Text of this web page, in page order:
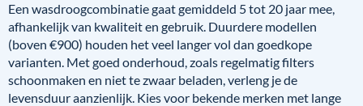
Een wasdroogcombinatie gaat gemiddeld 5 tot 20 jaar mee,
afhankelijk van kwaliteit en gebruik. Duurdere modellen
(boven €900) houden het veel langer vol dan goedkope
varianten. Met goed onderhoud, zoals regelmatig filters
schoonmaken en niet te zwaar beladen, verleng je de
levensduur aanzienlijk. Kies voor bekende merken met lange